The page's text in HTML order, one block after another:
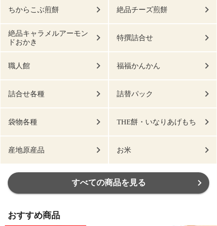
ちからこぶ煎餅 絶品チーズ煎餅
絶品キャラメルアーモン
ドおかき
特撰詰合せ
職人館 福福かんかん
詰合せ各種 詰替パック
袋物各種 THE餅・いなりあげもち
産地原産品 お米
すべての商品を見る
おすすめ商品